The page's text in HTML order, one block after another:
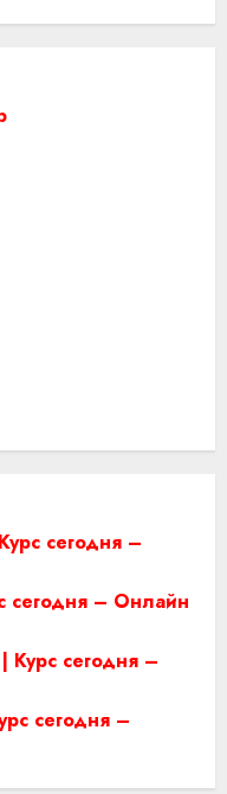
сегодня –
сегодня – Онлайн
сегодня –
сегодня –